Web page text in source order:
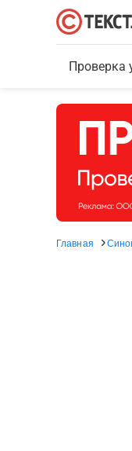
Проверка
Главная